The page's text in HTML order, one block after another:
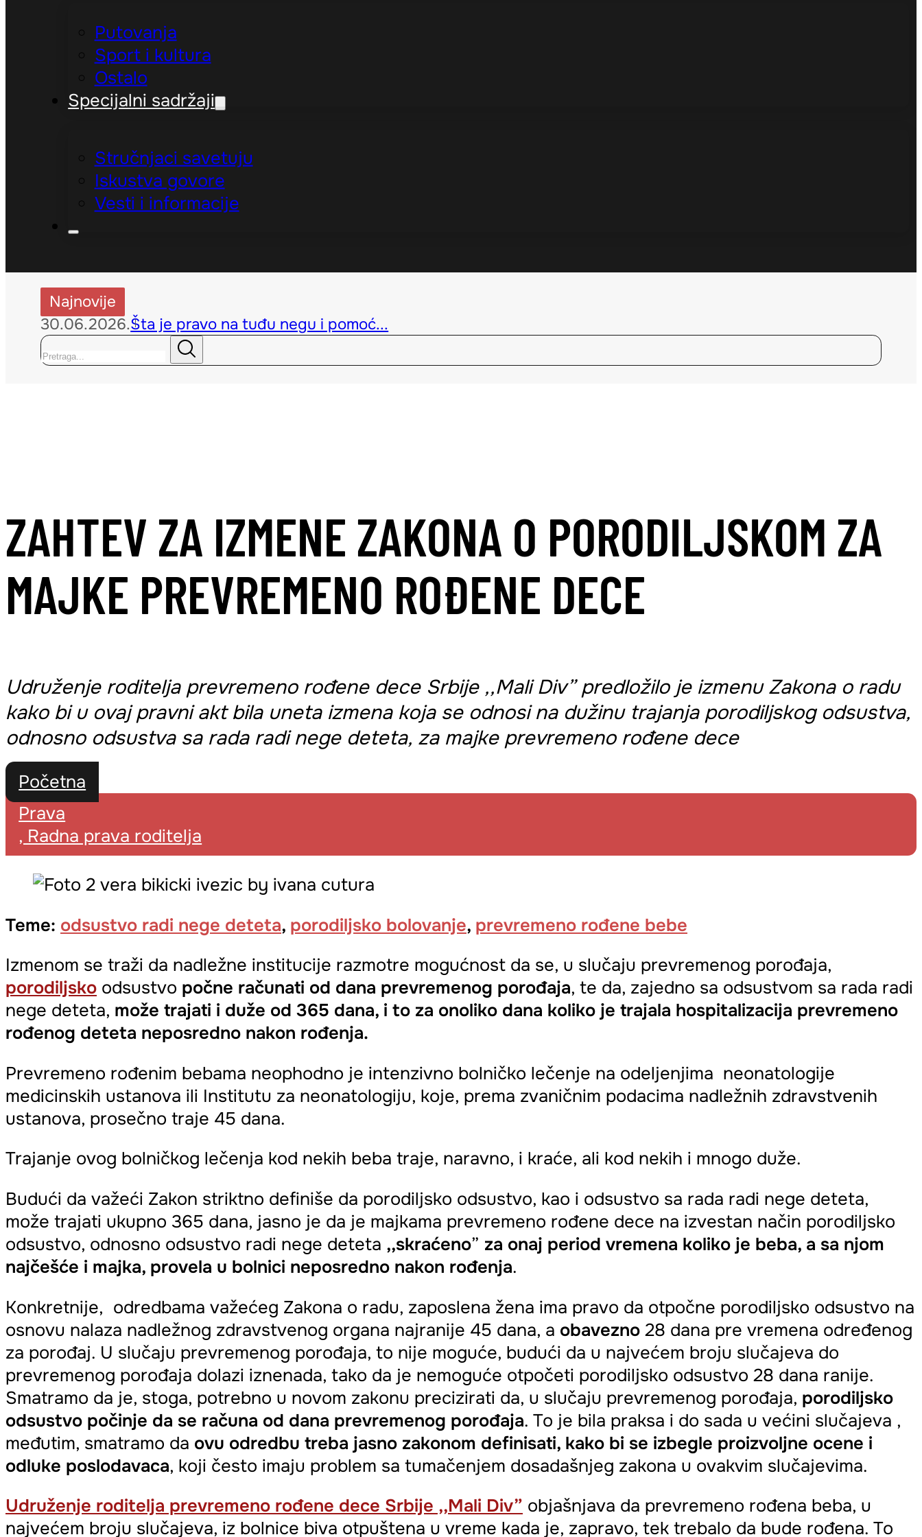
Putovanja
Sport i kultura
Ostalo
Specijalni sadržaji
Stručnjaci savetuju
Iskustva govore
Vesti i informacije
Najnovije
30.06.2026.Šta je pravo na tuđu negu i pomoć...
Pretraga
ZAHTEV ZA IZMENE ZAKONA O PORODILJSKOM ZA
MAJKE PREVREMENO ROĐENE DECE
Udruženje roditelja prevremeno rođene dece Srbije ,,Mali Div” predložilo je izmenu Zakona o radu
kako bi u ovaj pravni akt bila uneta izmena koja se odnosi na dužinu trajanja porodiljskog odsustva,
odnosno odsustva sa rada radi nege deteta, za majke prevremeno rođene dece
Početna
Prava
, Radna prava roditelja
Teme: odsustvo radi nege deteta, porodiljsko bolovanje, prevremeno rođene bebe
Izmenom se traži da nadležne institucije razmotre mogućnost da se, u slučaju prevremenog porođaja,
porodiljsko odsustvo počne računati od dana prevremenog porođaja, te da, zajedno sa odsustvom sa rada radi
nege deteta, može trajati i duže od 365 dana, i to za onoliko dana koliko je trajala hospitalizacija prevremeno
rođenog deteta neposredno nakon rođenja.
Prevremeno rođenim bebama neophodno je intenzivno bolničko lečenje na odeljenjima neonatologije
medicinskih ustanova ili Institutu za neonatologiju, koje, prema zvaničnim podacima nadležnih zdravstvenih
ustanova, prosečno traje 45 dana.
Trajanje ovog bolničkog lečenja kod nekih beba traje, naravno, i kraće, ali kod nekih i mnogo duže.
Budući da važeći Zakon striktno definiše da porodiljsko odsustvo, kao i odsustvo sa rada radi nege deteta,
može trajati ukupno 365 dana, jasno je da je majkama prevremeno rođene dece na izvestan način porodiljsko
odsustvo, odnosno odsustvo radi nege deteta ,,skraćeno” za onaj period vremena koliko je beba, a sa njom
najčešće i majka, provela u bolnici neposredno nakon rođenja.
Konkretnije, odredbama važećeg Zakona o radu, zaposlena žena ima pravo da otpočne porodiljsko odsustvo na
osnovu nalaza nadležnog zdravstvenog organa najranije 45 dana, a obavezno 28 dana pre vremena određenog
za porođaj. U slučaju prevremenog porođaja, to nije moguće, budući da u najvećem broju slučajeva do
prevremenog porođaja dolazi iznenada, tako da je nemoguće otpočeti porodiljsko odsustvo 28 dana ranije.
Smatramo da je, stoga, potrebno u novom zakonu precizirati da, u slučaju prevremenog porođaja, porodiljsko
odsustvo počinje da se računa od dana prevremenog porođaja. To je bila praksa i do sada u većini slučajeva ,
međutim, smatramo da ovu odredbu treba jasno zakonom definisati, kako bi se izbegle proizvoljne ocene i
odluke poslodavaca, koji često imaju problem sa tumačenjem dosadašnjeg zakona u ovakvim slučajevima.
Udruženje roditelja prevremeno rođene dece Srbije ,,Mali Div” objašnjava da prevremeno rođena beba, u
najvećem broju slučajeva, iz bolnice biva otpuštena u vreme kada je, zapravo, tek trebalo da bude rođena. To